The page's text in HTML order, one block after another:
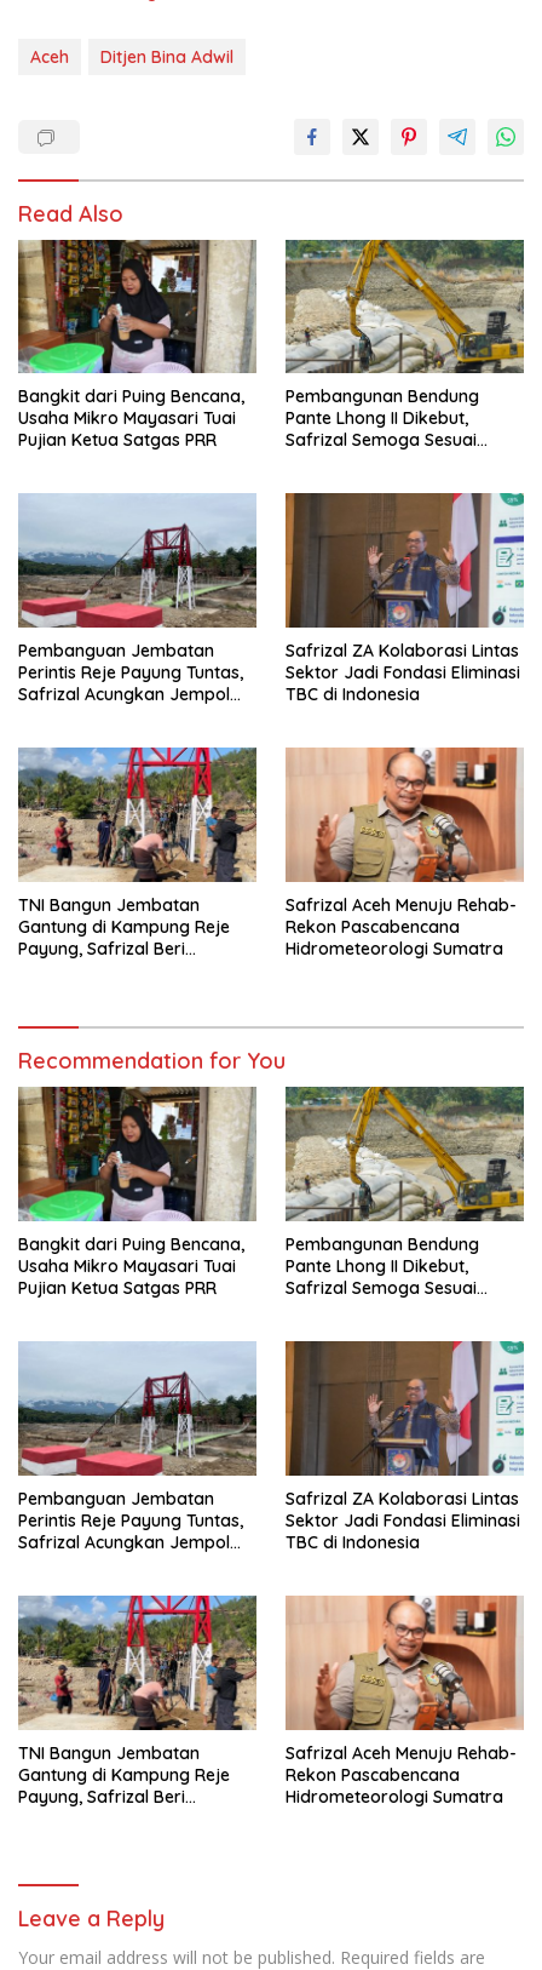
Aceh Ditjen Bina Adwil
Read Also
Bangkit dari Puing Bencana,
Usaha Mikro Mayasari Tuai
Pujian Ketua Satgas PRR
Pembangunan Bendung
Pante Lhong II Dikebut,
Safrizal Semoga Sesuai
Pembanguan Jembatan
Perintis Reje Payung Tuntas,
Safrizal Acungkan Jempol
Safrizal ZA Kolaborasi Lintas
Sektor Jadi Fondasi Eliminasi
TBC di Indonesia
TNI Bangun Jembatan
Gantung di Kampung Reje
Payung, Safrizal Beri
Safrizal Aceh Menuju Rehab-
Rekon Pascabencana
Hidrometeorologi Sumatra
Recommendation for You
Bangkit dari Puing Bencana,
Usaha Mikro Mayasari Tuai
Pujian Ketua Satgas PRR
Pembangunan Bendung
Pante Lhong II Dikebut,
Safrizal Semoga Sesuai
Pembanguan Jembatan
Perintis Reje Payung Tuntas,
Safrizal Acungkan Jempol
Safrizal ZA Kolaborasi Lintas
Sektor Jadi Fondasi Eliminasi
TBC di Indonesia
TNI Bangun Jembatan
Gantung di Kampung Reje
Payung, Safrizal Beri
Safrizal Aceh Menuju Rehab-
Rekon Pascabencana
Hidrometeorologi Sumatra
Leave a Reply
Your email address will not be published. Required fields are